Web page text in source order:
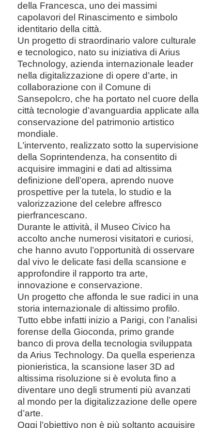
della Francesca, uno dei massimi
capolavori del Rinascimento e simbolo
identitario della città.
Un progetto di straordinario valore culturale
e tecnologico, nato su iniziativa di Arius
Technology, azienda internazionale leader
nella digitalizzazione di opere d’arte, in
collaborazione con il Comune di
Sansepolcro, che ha portato nel cuore della
città tecnologie d’avanguardia applicate alla
conservazione del patrimonio artistico
mondiale.
L’intervento, realizzato sotto la supervisione
della Soprintendenza, ha consentito di
acquisire immagini e dati ad altissima
definizione dell’opera, aprendo nuove
prospettive per la tutela, lo studio e la
valorizzazione del celebre affresco
pierfrancescano.
Durante le attività, il Museo Civico ha
accolto anche numerosi visitatori e curiosi,
che hanno avuto l’opportunità di osservare
dal vivo le delicate fasi della scansione e
approfondire il rapporto tra arte,
innovazione e conservazione.
Un progetto che affonda le sue radici in una
storia internazionale di altissimo profilo.
Tutto ebbe infatti inizio a Parigi, con l’analisi
forense della Gioconda, primo grande
banco di prova della tecnologia sviluppata
da Arius Technology. Da quella esperienza
pionieristica, la scansione laser 3D ad
altissima risoluzione si è evoluta fino a
diventare uno degli strumenti più avanzati
al mondo per la digitalizzazione delle opere
d’arte.
Oggi l’obiettivo non è più soltanto acquisire